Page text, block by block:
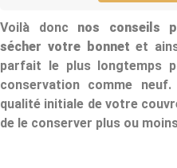
Voilà donc nos conseils
sécher votre bonnet et
parfait le plus longtemps
conservation comme
qualité initiale de votre
de le conserver plus ou